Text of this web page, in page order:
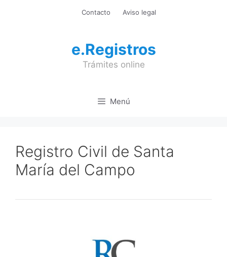
Contacto Aviso legal
e.Registros
Trámites online
Menú
Registro Civil de Santa
María del Campo